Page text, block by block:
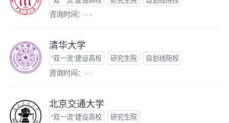
咨询时间：- -
清华大学
“双一流”建设高校 研究生院 自划线院校
咨询时间：- -
北京交通大学
“双一流”建设高校 研究生院